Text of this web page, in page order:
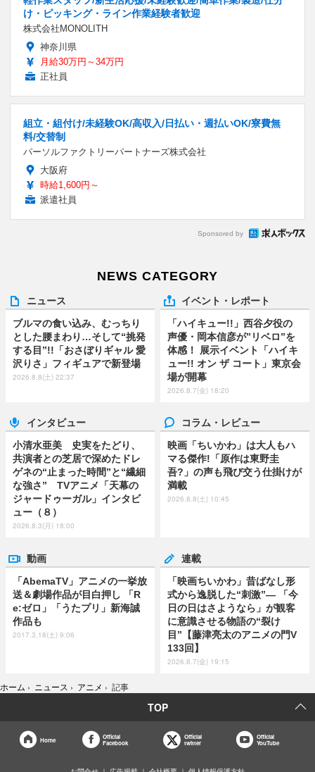
け・ピッキング・ライン作業経験者歓迎
株式会社MONOLITH
神奈川県
月給30万円～34万円
正社員
組立・組付け/未経験OK/高収入/日払い・週払いOK/寮費無
料/交替制
パーソルファクトリーパートナーズ株式会社
大阪府
時給1,600円～
派遣社員
Sponsored by
NEWS CATEGORY
ニュース
ブルマの食い込み、むっちり
とした腰まわり…そして“挑発
する目”!!「おさぼりギャル 愛
沢りさ」フィギュアで新登場
2026.8.8(土) 22:37
イベント・レポート
「ハイキュー!!」西谷夕役の
声優・岡本信彦が”リベロ”を
体感！ 展示イベント「ハイキ
ュー!! オン ザ コート」東京会
場が開幕
2026.8.7(金) 18:20
インタビュー
小清水亜美 史実をたどり、
共演者との芝居で深めたドレ
ゲネの“止まった時間”と“繊細
な強さ” TVアニメ「天幕の
ジャードゥーガル」インタビ
ュー（８）
2026.8.3(月) 18:00
コラム・レビュー
映画「ちいかわ」は大人もハ
マる傑作!「原作は東野圭
吾?」の声も飛び交う仕掛けが
満載
2026.8.8(土) 10:45
動画
「AbemaTV」アニメの一挙放
送＆劇場作品が目白押し 「R
e:ゼロ」「うたプリ」新海誠
作品も
2017.3.18(土) 9:06
連載
「映画ちいかわ」昔ばなし形
式から逸脱した“刺激”― 「今
日の日はさようなら」が観客
に意識させる物語の“裂け
目”【藤津亮太のアニメの門V
133回】
2026.8.7(金) 19:15
ホーム › ニュース › アニメ › 記事
TOP
Home
Official
Facebook
Official
twitter
Official
YouTube